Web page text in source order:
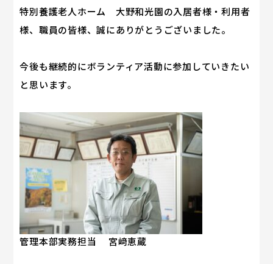
特別養護老人ホーム 大野和光園の入居者様・利用者
様、職員の皆様、誠にありがとうございました。
今後も継続的にボランティア活動に参加していきたい
と思います。
管理本部実務担当 宮﨑恵蔵